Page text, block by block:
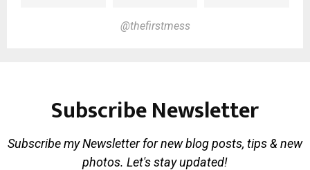
@thefirstmess
Subscribe Newsletter
Subscribe my Newsletter for new blog posts, tips & new
photos. Let's stay updated!